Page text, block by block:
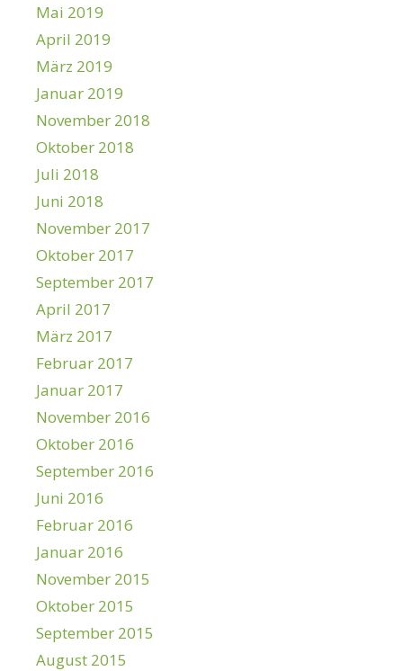
Mai 2019
April 2019
März 2019
Januar 2019
November 2018
Oktober 2018
Juli 2018
Juni 2018
November 2017
Oktober 2017
September 2017
April 2017
März 2017
Februar 2017
Januar 2017
November 2016
Oktober 2016
September 2016
Juni 2016
Februar 2016
Januar 2016
November 2015
Oktober 2015
September 2015
August 2015